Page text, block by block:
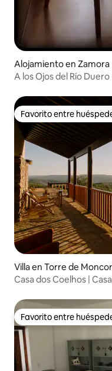
Alojamiento en Zamora
A los Ojos del Río
Favorito entre
Favorito entre
Villa en Torre de
Casa dos Coelhos |
Favorito entre
Favorito entre